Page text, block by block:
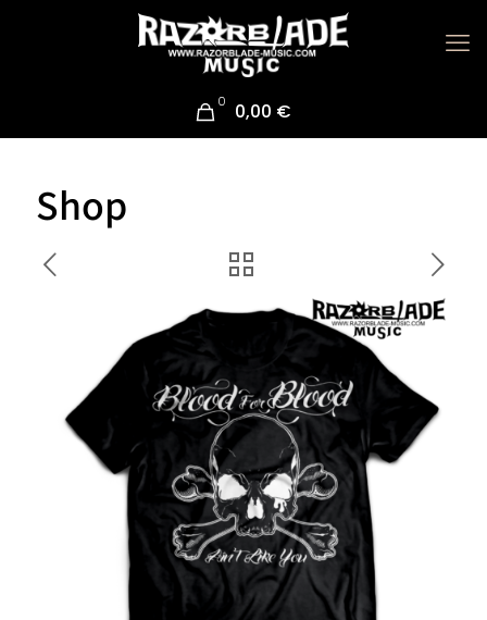
0 0,00 €
Shop